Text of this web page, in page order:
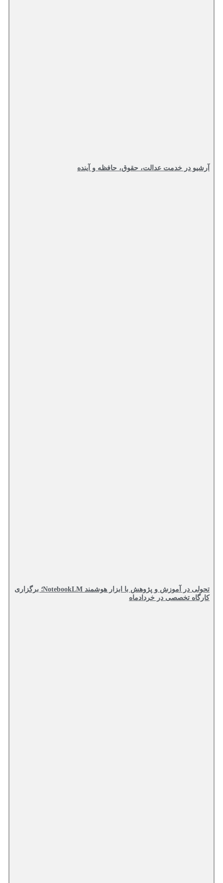
آرشیو در خدمت عدالت، حقوق، حافظه و آینده‌
تحولی در آموزش و پژوهش با ابزار هوشمند NotebookLM؛ برگزاری
کارگاه تخصصی در خردادماه